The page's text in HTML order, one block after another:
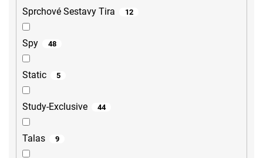
Sprchové Sestavy Tira 12
Spy 48
Static 5
Study-Exclusive 44
Talas 9